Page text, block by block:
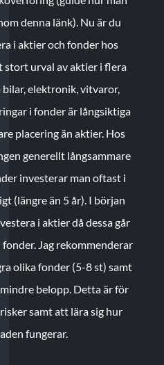
denna länk). Nu är du
i aktier och fonder hos
stort urval av aktier i flera
elektronik, vitvaror,
i fonder är långsiktiga
placering än aktier. Hos
generellt långsammare
investerar man oftast i
(längre än 5 år). I början
i aktier då dessa går
Jag rekommenderar
olika fonder (5-8 st) samt
belopp. Detta är för
samt att lära sig hur
fungerar.